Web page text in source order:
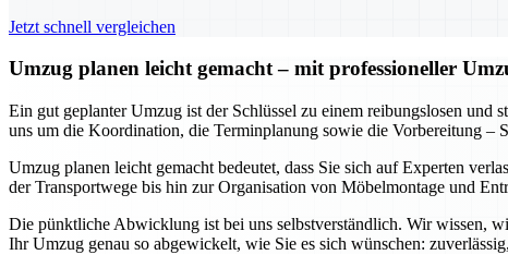
Jetzt schnell vergleichen
Umzug planen leicht gemacht – mit professioneller
Ein gut geplanter Umzug ist der Schlüssel zu einem reibungslosen
uns um die Koordination, die Terminplanung sowie die Vorbereitung –
Umzug planen leicht gemacht bedeutet, dass Sie sich auf Experten
der Transportwege bis hin zur Organisation von Möbelmontage und
Die pünktliche Abwicklung ist bei uns selbstverständlich. Wir wissen,
Ihr Umzug genau so abgewickelt, wie Sie es sich wünschen: